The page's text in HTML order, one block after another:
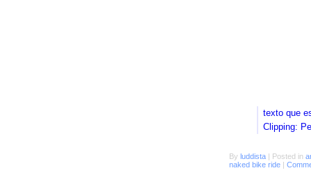
texto que
Clipping:
By luddista | Posted in
naked bike ride |